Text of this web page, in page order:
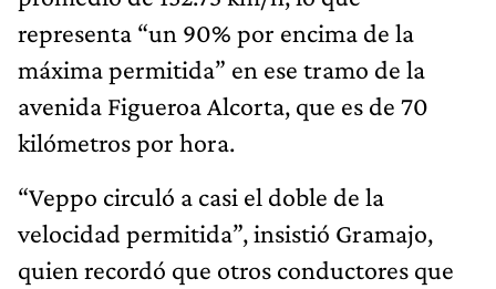
representa “un 90% por encima de la
máxima permitida” en ese tramo de la
avenida Figueroa Alcorta, que es de 70
kilómetros por hora.
“Veppo circuló a casi el doble de la
velocidad permitida”, insistió Gramajo,
quien recordó que otros conductores que